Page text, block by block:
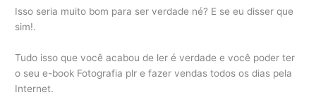
Isso seria muito bom para ser verdade né? E se eu disser que
sim!.
Tudo isso que você acabou de ler é verdade e você poder ter
o seu e-book Fotografia plr e fazer vendas todos os dias pela
Internet.